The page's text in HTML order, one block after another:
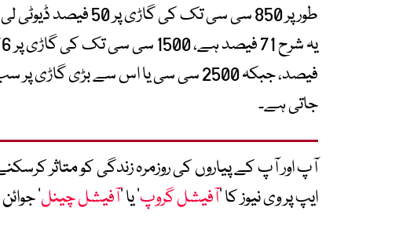
طور پر 850 سی سی تک
جاتی ہے۔
آپ اور آپ کے پیاروں کی روزمرہ زندگی کو متاثر
ایپ پر وی نیوز کا ’آفیشل گروپ‘ یا ’آفیشل چینل‘